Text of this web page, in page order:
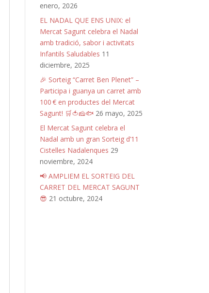
enero, 2026
EL NADAL QUE ENS UNIX: el
Mercat Sagunt celebra el Nadal
amb tradició, sabor i activitats
Infantils Saludables 11
diciembre, 2025
🎉 Sorteig “Carret Ben Plenet” –
Participa i guanya un carret amb
100 € en productes del Mercat
Sagunt! 🛒🍅🧀🐟 26 mayo, 2025
El Mercat Sagunt celebra el
Nadal amb un gran Sorteig d’11
Cistelles Nadalenques 29
noviembre, 2024
📢 AMPLIEM EL SORTEIG DEL
CARRET DEL MERCAT SAGUNT
😎 21 octubre, 2024